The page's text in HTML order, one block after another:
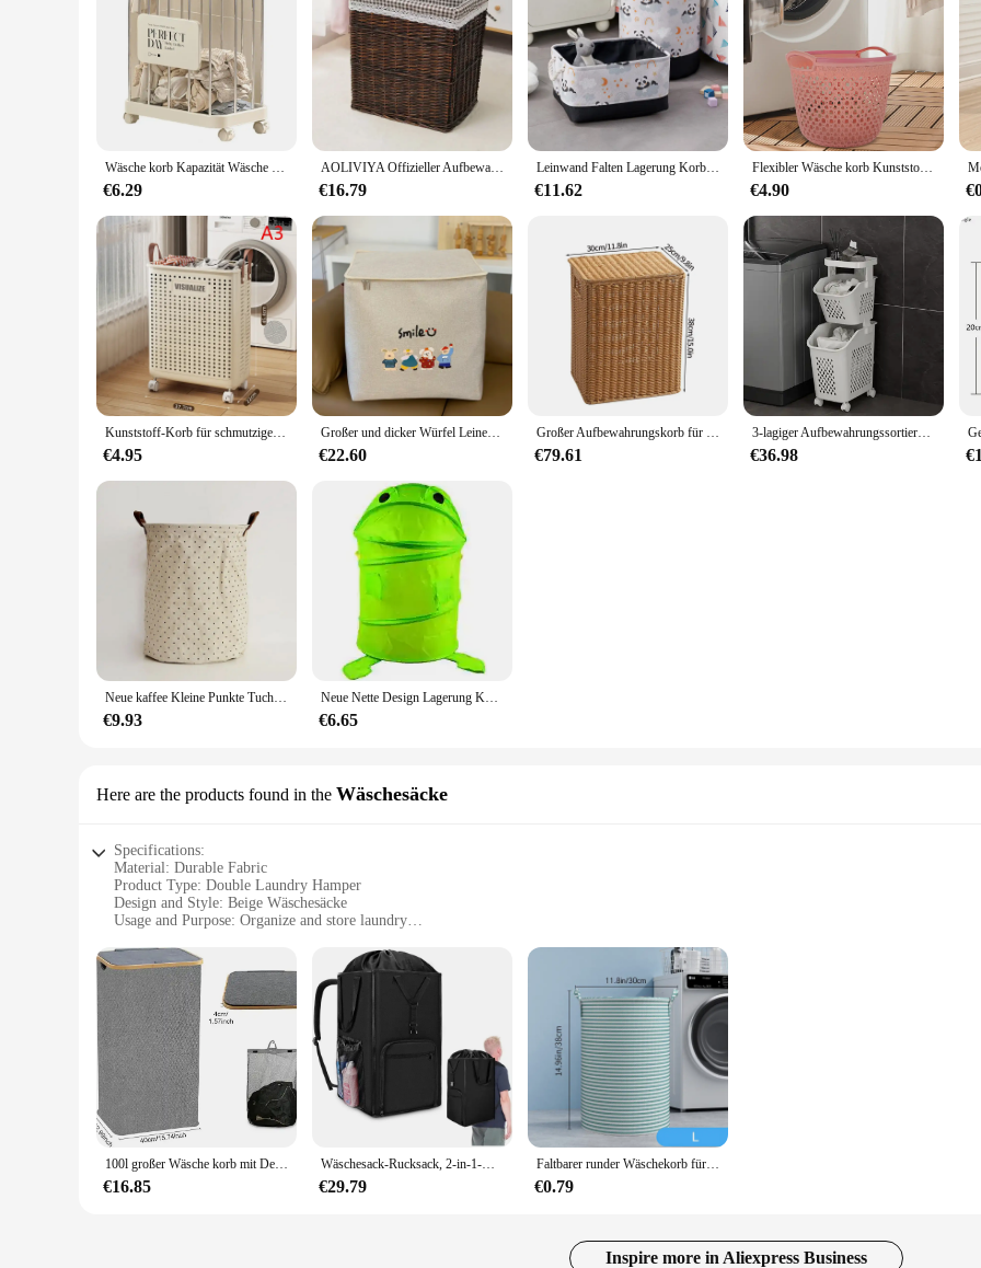
Wäsche korb Kapazität Wäsche korb Kapazität Wäsche korb mit Rädern für schmutzige Kleidung Spielzeug Lagerung robust
€6.29
AOLIVIYA Offizieller Aufbewahrungskorb für Kleidung, Wäschekorb, Rattan, gewebt, großer Stoffkorb mit Deckel, gewebt, für den Haushalt
€16.79
Leinwand Falten Lagerung Korb Cartoon Print Lagerung Stoff Kleiderschrank Schlafzimmer Schlafsaal Schrank Spielzeug Wäsche Korb Hause Lagerung
€11.62
Flexibler Wäsche korb Kunststoff korb schmutziger Wäsche korb Spielzeug behälter tragbarer runder Behälter Tragegriffe Kleidung Schlafzimmer
€4.90
Kunststoff-Korb für schmutzige Kleidung mit Rad, faltbarer Aufbewahrungskorb für schmutzige Kleidung, Badezimmer-Wäschekorb mit großer Kapazität
€4.95
Großer und dicker Würfel Leinen Aufbewahrung skorb wasch bar Organizer Reiß verschluss Deckel Tasche faltbar Raum Schrank Regal Cartoon Wäsche korb
€22.60
Großer Aufbewahrungskorb für Kleidung mit Deckel, handgefertigt, gewebt, Wäschekörbe, Wohnzimmer, Kleinigkeiten, Spielzeug, Behälter aus Kunststoff
€79.61
3-lagiger Aufbewahrungssortierer für schmutzige Kleidung, Körbe, Universalräder, ausgehöhlter Haushaltsklassifizierungs-Wäschekorb, Heimbehälter
€36.98
Neue kaffee Kleine Punkte Tuch Wäschekorb Kleidung Ablagekörbe Hause kleidung barrel Taschen kinder spielzeug speicherorganisator korb
€9.93
Neue Nette Design Lagerung Korb Klapp Zylinder Wäsche Korb Spielzeug Box Lagerung Box Startseite Organizer
€6.65
Here are the products found in the Wäschesäcke
Specifications:
Material: Durable Fabric
Product Type: Double Laundry Hamper
Design and Style: Beige Wäschesäcke
Usage and Purpose: Organize and store laundry
Performance and Property: Easy to clean and maintain
Features:
**Efficient Organization for Your Home**
The Double Laundry Hamper Beige is an essential addition to any household, designed to keep your laundry neatly sorted and easily
also brings a touch of elegance to your space with its beige color and sleek design. The sturdy fabric construction ensures durability, while
Whether you're a busy family or a single individual, this hamper set is perfect for organizing your laundry in a stylish and practical manner.
**Versatile and Convenient Storage Solution**
The versatility of the Double Laundry Hamper Beige makes it a perfect choice for various scenarios. Whether you're looking to separate
family member's laundry, this set caters to all your needs. The double compartments allow for efficient sorting, and the lightweight design
material is not only easy to clean but also resistant to wear and tear, ensuring that your laundry hamper remains a staple in your home for
**Designed for Ease and Efficiency**
wholesale, vendors, and suppliers looking to offer a quality product to their customers.
100l großer Wäsche korb mit Deckel, Wäsche korb mit Deckel und abnehmbarer Beutel hohe Wäsche freistehender zusammen klappbarer Wäsche korb
€16.85
Wäschesack-Rucksack, 2-in-1-Wäschekorb in Übergröße für Studentenwohnheime
€29.79
Faltbarer runder Wäschekorb für schmutzige Kleidung, Haushalt, Badezimmer, Aufbewahrungseimer, Spielzeugkleidung, Aufbewahrungstasche, Organizer
€0.79
Inspire more in Aliexpress Business